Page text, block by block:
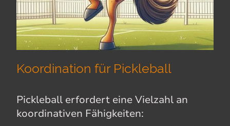
Koordination für Pickleball
Pickleball erfordert eine Vielzahl an
koordinativen Fähigkeiten: